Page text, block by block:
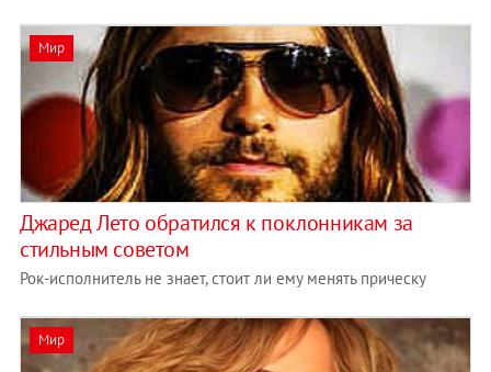
Мир
Джаред Лето обратился к поклонникам за
стильным советом
Рок-исполнитель не знает, стоит ли ему менять прическу
Мир